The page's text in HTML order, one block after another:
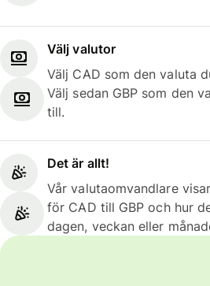
Välj valutor
Välj CAD som den valuta
Välj sedan GBP som den
till.
Det är allt!
Vår valutaomvandlare
för CAD till GBP och hur
dagen, veckan eller